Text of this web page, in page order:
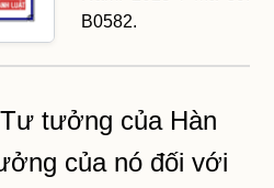
B0582.
tưởng của Hàn
của nó đối với